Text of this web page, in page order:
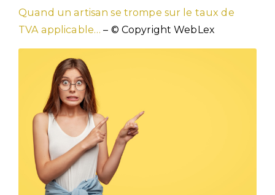
Quand un artisan se trompe sur le taux de
TVA applicable… – © Copyright WebLex